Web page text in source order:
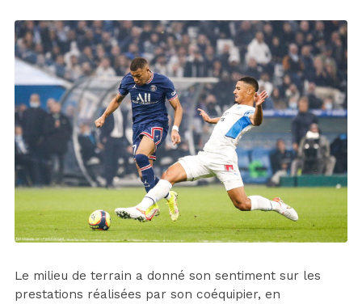
Le milieu de terrain a donné son sentiment sur les
prestations réalisées par son coéquipier, en